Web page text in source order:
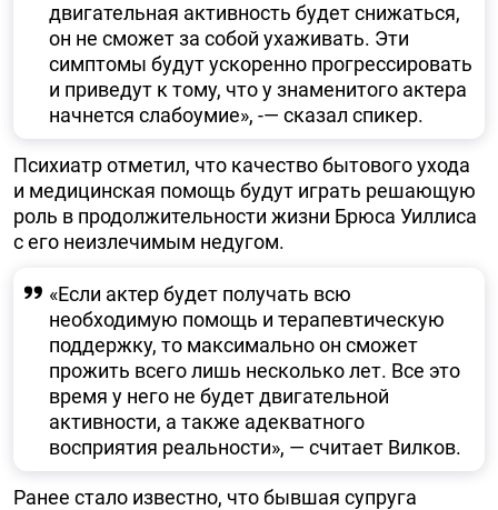
двигательная активность будет снижаться,
он не сможет за собой ухаживать. Эти
симптомы будут ускоренно прогрессировать
и приведут к тому, что у знаменитого актера
начнется слабоумие», -— сказал спикер.
Психиатр отметил, что качество бытового ухода
и медицинская помощь будут играть решающую
роль в продолжительности жизни Брюса Уиллиса
с его неизлечимым недугом.
«Если актер будет получать всю
необходимую помощь и терапевтическую
поддержку, то максимально он сможет
прожить всего лишь несколько лет. Все это
время у него не будет двигательной
активности, а также адекватного
восприятия реальности», — считает Вилков.
Ранее стало известно, что бывшая супруга